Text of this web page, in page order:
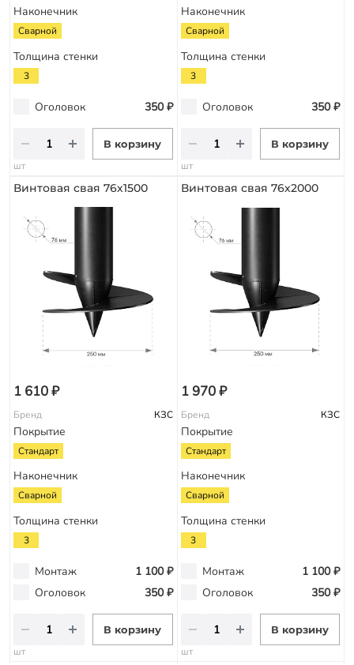
Наконечник
Сварной
Толщина стенки
3
Оголовок 350 ₽
В корзину
шт
Наконечник
Сварной
Толщина стенки
3
Оголовок 350 ₽
В корзину
шт
Винтовая свая 76х1500
1 610 ₽
Бренд КЗС
Покрытие
Стандарт
Наконечник
Сварной
Толщина стенки
3
Монтаж
1 100 ₽
Оголовок
350 ₽
В корзину
шт
Винтовая свая 76х2000
1 970 ₽
Бренд КЗС
Покрытие
Стандарт
Наконечник
Сварной
Толщина стенки
3
Монтаж
1 100 ₽
Оголовок
350 ₽
В корзину
шт